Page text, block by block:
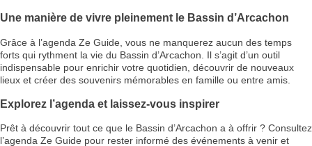
Une manière de vivre pleinement le Bassin d’Arcachon
Grâce à l’agenda Ze Guide, vous ne manquerez aucun des temps
forts qui rythment la vie du Bassin d’Arcachon. Il s’agit d’un outil
indispensable pour enrichir votre quotidien, découvrir de nouveaux
lieux et créer des souvenirs mémorables en famille ou entre amis.
Explorez l’agenda et laissez-vous inspirer
Prêt à découvrir tout ce que le Bassin d’Arcachon a à offrir ? Consultez
l’agenda Ze Guide pour rester informé des événements à venir et